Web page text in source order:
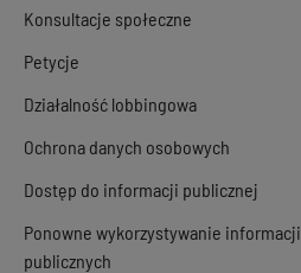
Konsultacje społeczne
Petycje
Działalność lobbingowa
Ochrona danych osobowych
Dostęp do informacji publicznej
Ponowne wykorzystywanie informacji
publicznych